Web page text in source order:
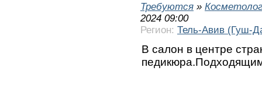
Требуются »
2024 09:00
Регион: Тель-Авив (Гуш-
В салон в центре